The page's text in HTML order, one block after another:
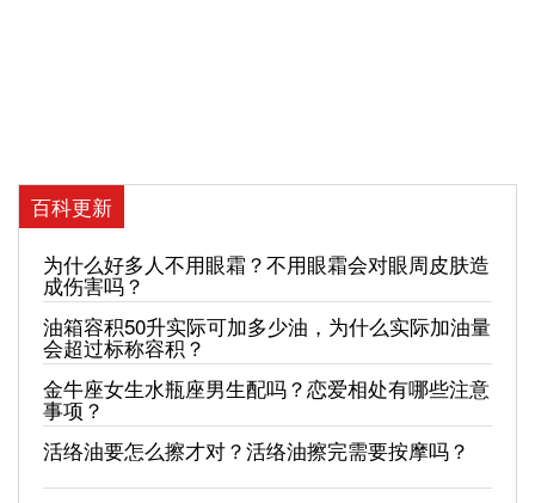
百科更新
为什么好多人不用眼霜？不用眼霜会对眼周皮肤造
成伤害吗？
油箱容积50升实际可加多少油，为什么实际加油量
会超过标称容积？
金牛座女生水瓶座男生配吗？恋爱相处有哪些注意
事项？
活络油要怎么擦才对？活络油擦完需要按摩吗？